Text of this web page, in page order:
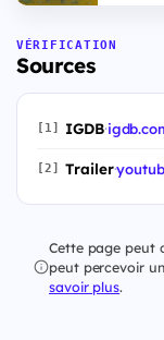
VÉRIFICATION
Sources
[1] IGDB·
[2] Trailer·
Cette page peut
peut percevoir
savoir plus.